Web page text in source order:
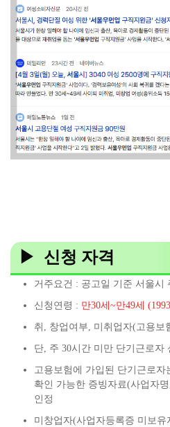
▶ 신청 자격
거주요건 : 공고일 기준 서울시
신청연령 : 만30세~만49세
취, 창업여부, 미취업자(고용보
단, 주 30시간 미만 단기근로자
고용보험에 가입된 단기근로자
확인 가능한 증빙자료(사업자
인정
미창업자(사업자등록증 미보